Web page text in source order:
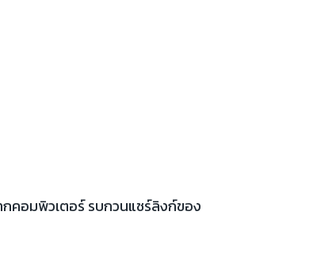
กคอมพิวเตอร์ รบกวนแชร์ลิงก์ของ